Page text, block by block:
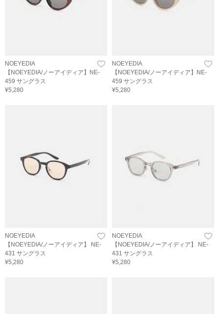
NOEYEDIA
【NOEYEDIA/ノーアイディア】NE-
459 サングラス
¥5,280
NOEYEDIA
【NOEYEDIA/ノーアイディア】NE-
459 サングラス
¥5,280
NOEYEDIA
【NOEYEDIA/ノーアイディア】 NE-
431 サングラス
¥5,280
NOEYEDIA
【NOEYEDIA/ノーアイディア】 NE-
431 サングラス
¥5,280